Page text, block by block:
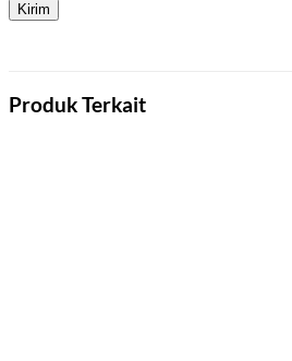
Produk Terkait